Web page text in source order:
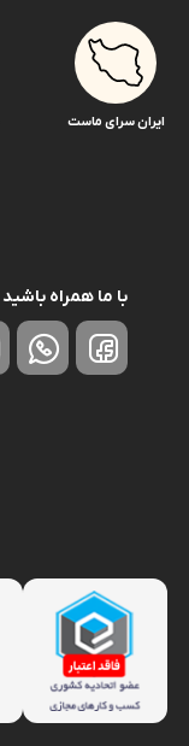
ایران سرای ماست
با ما همراه باشید